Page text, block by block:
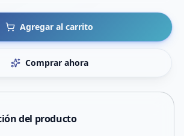
Agregar al carrito
Comprar ahora
del producto